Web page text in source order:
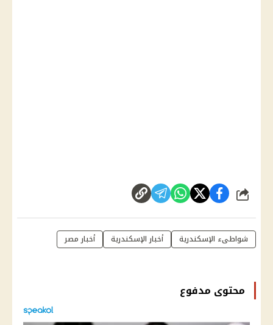
شارك
شواطىء الإسكندرية أخبار الإسكندرية أخبار مصر
محتوى مدفوع